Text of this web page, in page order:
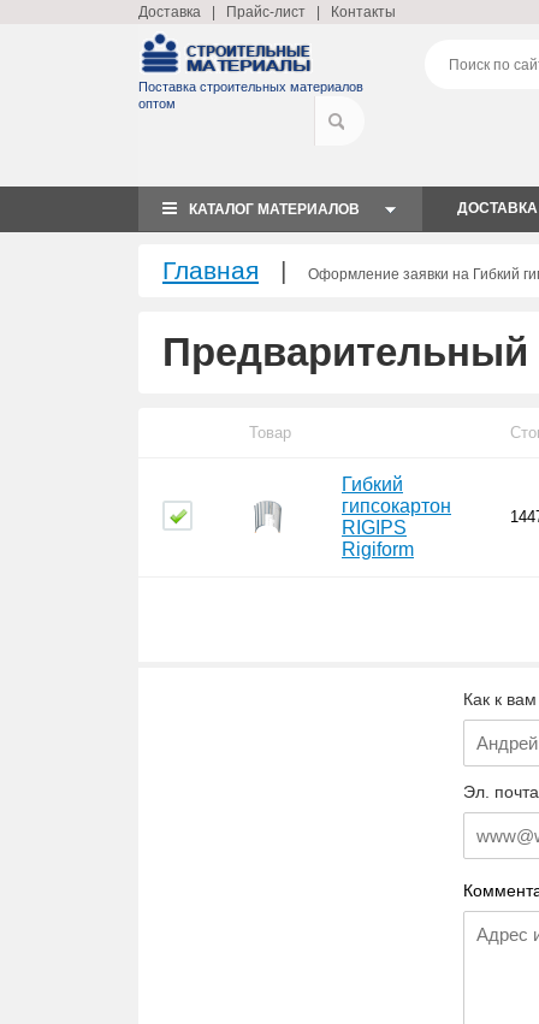
Доставка Прайс-лист Контакты
Поставка строительных материалов
оптом
КАТАЛОГ МАТЕРИАЛОВ ДОСТАВКА
Главная | Оформление заявки на Гибкий
Предварительный
Товар
Гибкий
гипсокартон
RIGIPS
Rigiform
Как к
Эл.